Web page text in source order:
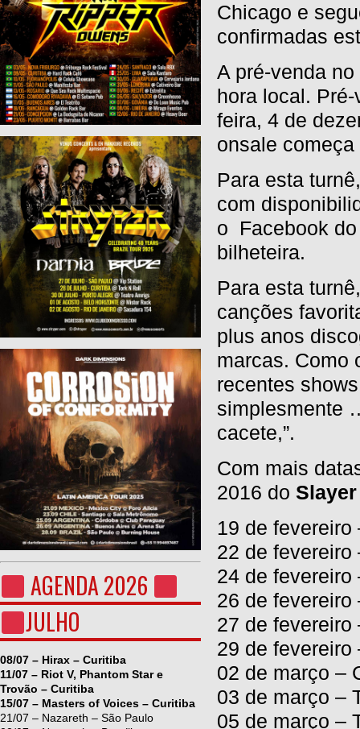
AGENDA 2026
JULHO
08/07 – Hirax – Curitiba
11/07 – Riot V, Phantom Star e
Trovão – Curitiba
15/07 – Masters of Voices – Curitiba
21/07 – Nazareth – São Paulo
Chicago e
confirmadas
A pré-venda
hora local.
feira, 4 de
onsale
Para esta
com
o
Facebook
bilheteira.
Para esta
canções
plus anos
marcas. Como
recentes
simplesmente
cacete,”.
Com mais
2016 do Slayer
19 de
22 de fevereiro
24 de fevereiro
26 de
27 de fevereiro
29 de fevereiro
02 de março –
03 de março –
05 de março –